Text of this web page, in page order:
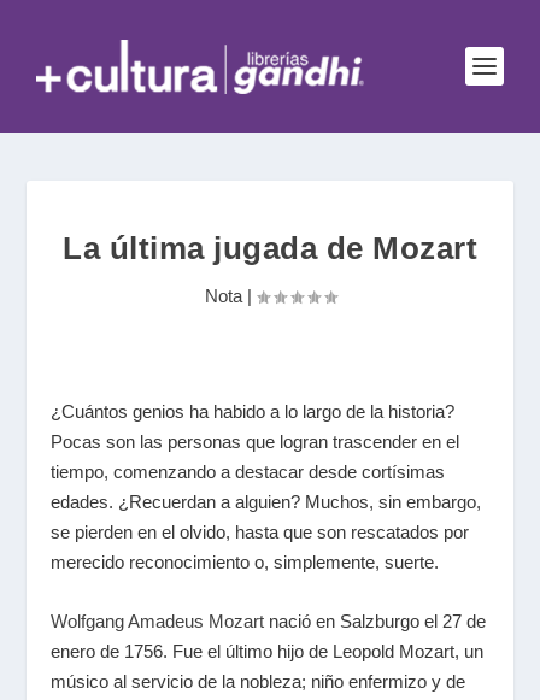
La última jugada de Mozart
Nota|
¿Cuántos genios ha habido a lo largo de la historia?
Pocas son las personas que logran trascender en el
tiempo, comenzando a destacar desde cortísimas
edades. ¿Recuerdan a alguien? Muchos, sin embargo,
se pierden en el olvido, hasta que son rescatados por
merecido reconocimiento o, simplemente, suerte.
Wolfgang Amadeus Mozart nació en Salzburgo el 27 de
enero de 1756. Fue el último hijo de Leopold Mozart, un
músico al servicio de la nobleza; niño enfermizo y de